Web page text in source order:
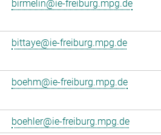
birmelin@ie-freiburg.mpg.de
bittaye@ie-freiburg.mpg.de
boehm@ie-freiburg.mpg.de
boehler@ie-freiburg.mpg.de